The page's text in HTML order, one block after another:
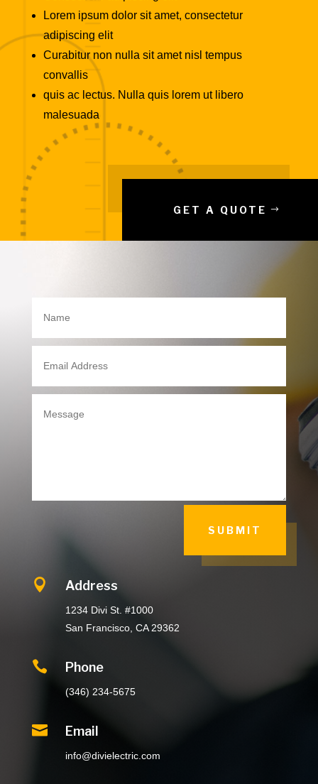
Lorem ipsum dolor sit amet, consectetur
adipiscing elit
Curabitur non nulla sit amet nisl tempus
convallis
quis ac lectus. Nulla quis lorem ut libero
malesuada
GET A QUOTE
SUBMIT
 Address
1234 Divi St. #1000
San Francisco, CA 29362
 Phone
(346) 234-5675
 Email
info@divielectric.com